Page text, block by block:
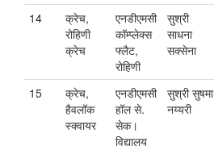
14
क्रेच,
रोहिणी
क्रेच
एनडीएमसी
कॉम्प्लेक्स
फ्लैट,
रोहिणी
सुश्री
साधना
सक्सेना
15
क्रेच,
हैवलॉक
स्क्वायर
एनडीएमसी
हॉल से.
सेक।
विद्यालय
सुश्री सुषमा
नय्यरी